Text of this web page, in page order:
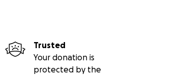
Trusted
Your donation is
protected by the